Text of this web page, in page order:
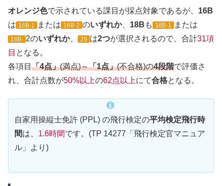
オレンジ色で示されている課目が採点対象であるが、 16B
は 16B-1 または 16B-2 のいずれか、 18B も 18B-1 または
18B- 2のいずれか、 29 は2つが選択されるので、合計31項
目 となる。
各項目 「4点」(満点)～「1点」(不合格)の4段階で評価さ
れ、合計点数が50%以上の62点以上にて合格となる。
自家用操縦士免許 (PPL) の飛行検定の平均検定飛行時
間は、 1.6時間です。(TP 14277「飛行検定官マニュア
ル」より)